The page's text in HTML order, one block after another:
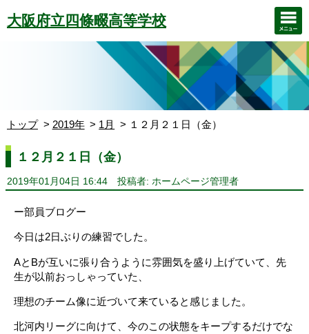
大阪府立四條畷高等学校
トップ 2019年 1月 １２月２１日（金）
１２月２１日（金）
2019年01月04日 16:44 投稿者: ホームページ管理者
ー部員ブログー
今日は2日ぶりの練習でした。
AとBが互いに張り合うように雰囲気を盛り上げていて、先
生が以前おっしゃっていた、
理想のチーム像に近づいて来ていると感じました。
北河内リーグに向けて、今のこの状態をキープするだけでな